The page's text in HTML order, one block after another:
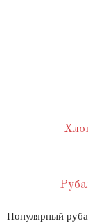
Популярный